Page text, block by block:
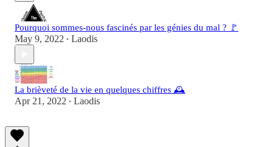
Pourquoi sommes-nous fascinés par les génies du mal ? 🚩
May 9, 2022 • Laodis
La brièveté de la vie en quelques chiffres 🕰
Apr 21, 2022 • Laodis